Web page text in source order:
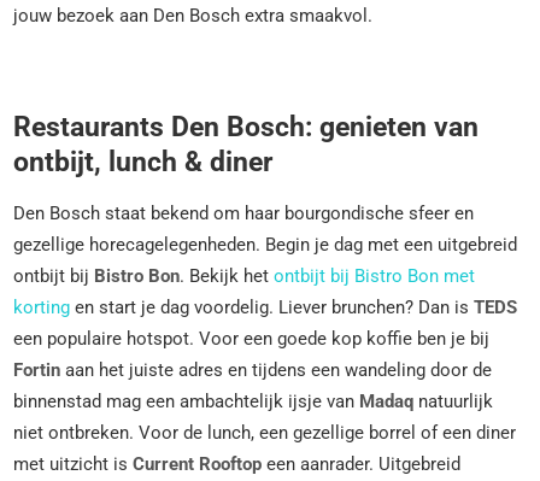
jouw bezoek aan Den Bosch extra smaakvol.
Restaurants Den Bosch: genieten van
ontbijt, lunch & diner
Den Bosch staat bekend om haar bourgondische sfeer en
gezellige horecagelegenheden. Begin je dag met een uitgebreid
ontbijt bij Bistro Bon. Bekijk hetontbijt bij Bistro Bon met
korting en start je dag voordelig. Liever brunchen? Dan isTEDS
een populaire hotspot. Voor een goede kop koffie ben je bij
Fortin aan het juiste adres en tijdens een wandeling door de
binnenstad mag een ambachtelijk ijsje van Madaq natuurlijk
niet ontbreken. Voor de lunch, een gezellige borrel of een diner
met uitzicht isCurrent Rooftop een aanrader. Uitgebreid